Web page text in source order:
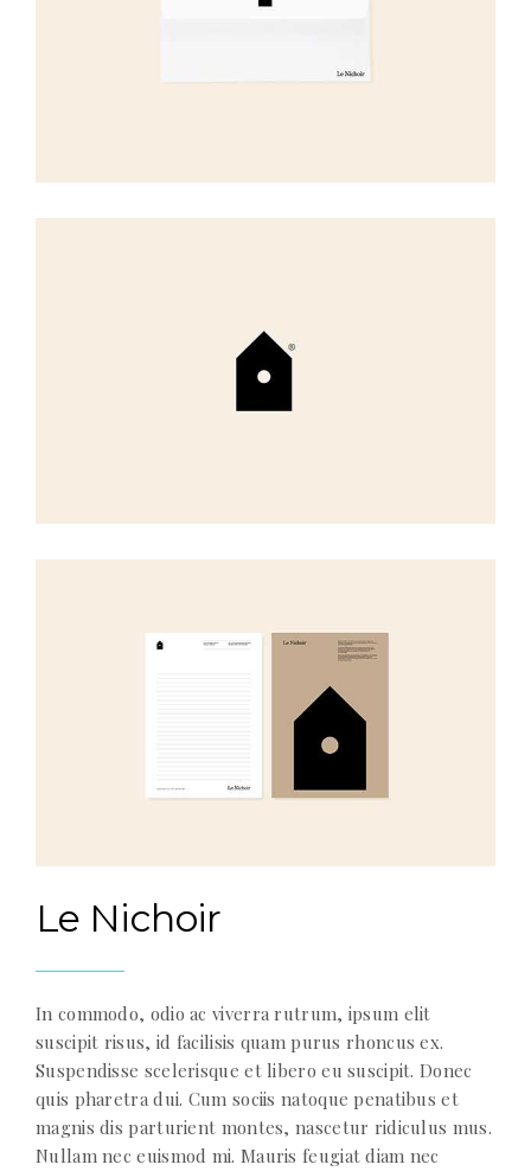
Le Nichoir
In commodo, odio ac viverra rutrum, ipsum elit
suscipit risus, id facilisis quam purus rhoncus ex.
Suspendisse scelerisque et libero eu suscipit. Donec
quis pharetra dui. Cum sociis natoque penatibus et
magnis dis parturient montes, nascetur ridiculus mus.
Nullam nec euismod mi. Mauris feugiat diam nec